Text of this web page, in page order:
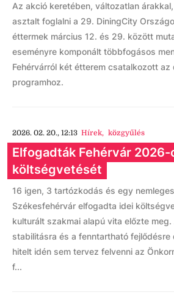
Az akció keretében, változatlan
asztalt foglalni a 29. DiningCity
éttermek március 12. és 29. között
eseményre komponált többfogásos
Fehérvárról két étterem csatalkozott az
programhoz.
2026. 02. 20., 12:13 Hírek, közgyűlés
Elfogadták Fehérvár 2026-
költségvetését
16 igen, 3 tartózkodás és egy
Székesfehérvár elfogadta idei
kulturált szakmai alapú vita előzte
stabilitásra és a fenntartható
hitelt idén sem tervez felvenni az
f...